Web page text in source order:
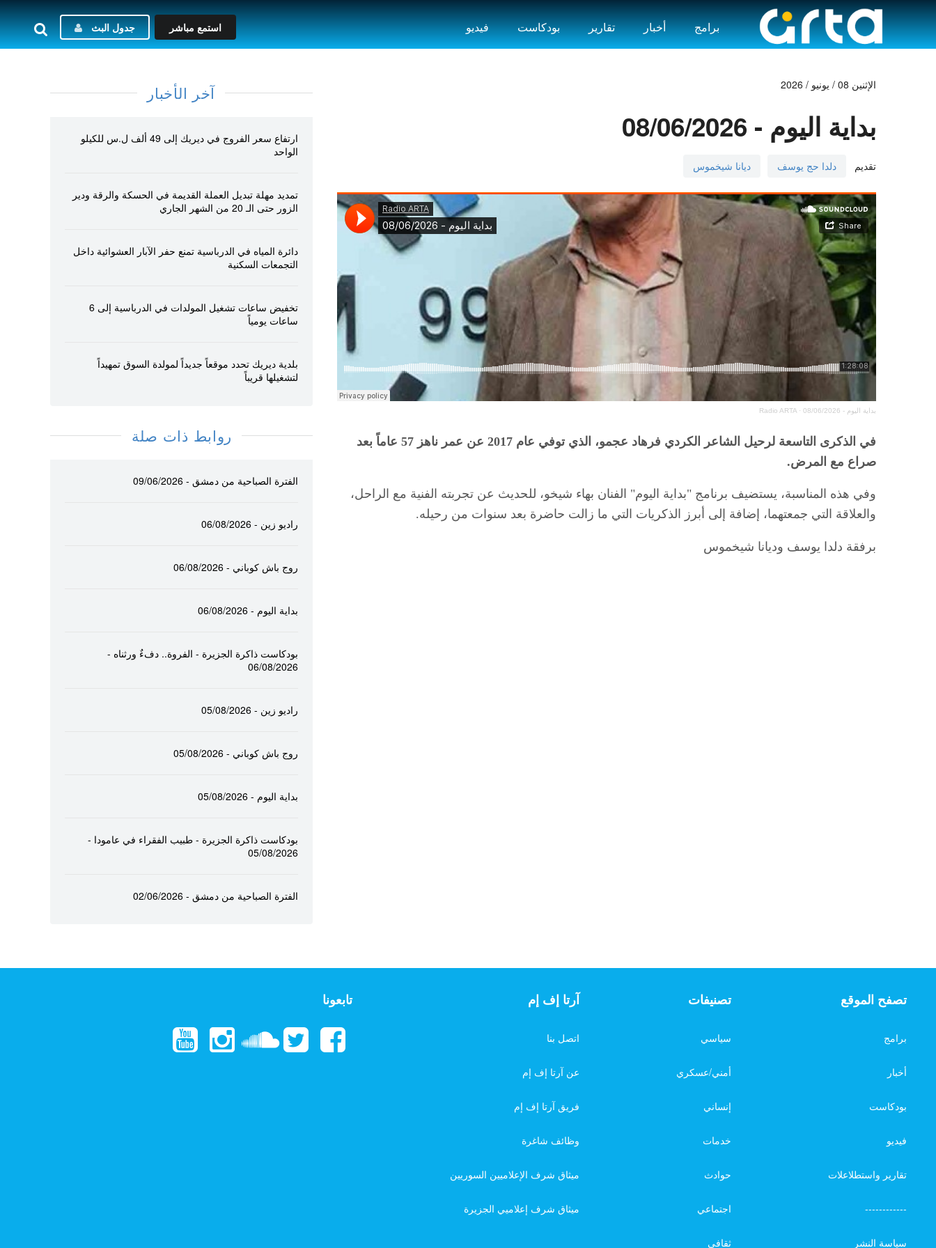
برامج أخبار تقارير بودكاست فيديو جدول البث استمع مباشر
آخر الأخبار
ارتفاع سعر الفروج في ديريك إلى 49 ألف ل.س للكيلو
الواحد
تمديد مهلة تبديل العملة القديمة في الحسكة والرقة ودير
الزور حتى الـ 20 من الشهر الجاري
دائرة المياه في الدرباسية تمنع حفر الآبار العشوائية داخل
التجمعات السكنية
تخفيض ساعات تشغيل المولدات في الدرباسية إلى 6
ساعات يومياً
بلدية ديريك تحدد موقعاً جديداً لمولدة السوق تمهيداً
لتشغيلها قريباً
روابط ذات صلة
الفترة الصباحية من دمشق - 09/06/2026
راديو زين - 06/08/2026
روج باش كوباني - 06/08/2026
بداية اليوم - 06/08/2026
بودكاست ذاكرة الجزيرة - الفروة.. دفءٌ ورثناه -
06/08/2026
راديو زين - 05/08/2026
روج باش كوباني - 05/08/2026
بداية اليوم - 05/08/2026
بودكاست ذاكرة الجزيرة - طبيب الفقراء في عامودا -
05/08/2026
الفترة الصباحية من دمشق - 02/06/2026
الإثنين 08 / يونيو / 2026
بداية اليوم - 08/06/2026
تقديم دلدا حج يوسف ديانا شيخموس
Radio ARTA · بداية اليوم - 08/06/2026
في الذكرى التاسعة لرحيل الشاعر الكردي فرهاد عجمو، الذي توفي عام 2017 عن عمر ناهز 57 عاماً بعد
صراع مع المرض.
وفي هذه المناسبة، يستضيف برنامج "بداية اليوم" الفنان بهاء شيخو، للحديث عن تجربته الفنية مع الراحل،
والعلاقة التي جمعتهما، إضافة إلى أبرز الذكريات التي ما زالت حاضرة بعد سنوات من رحيله.
برفقة دلدا يوسف وديانا شيخموس
تصفح الموقع
برامج
أخبار
بودكاست
فيديو
تقارير واستطلاعلات
------------
سياسة النشر
تصنيفات
سياسي
أمني/عسكري
إنساني
خدمات
حوادث
اجتماعي
ثقافي
آرتا إف إم
اتصل بنا
عن آرتا إف إم
فريق آرتا إف إم
وظائف شاغرة
ميثاق شرف الإعلاميين السوريين
ميثاق شرف إعلاميي الجزيرة
تابعونا